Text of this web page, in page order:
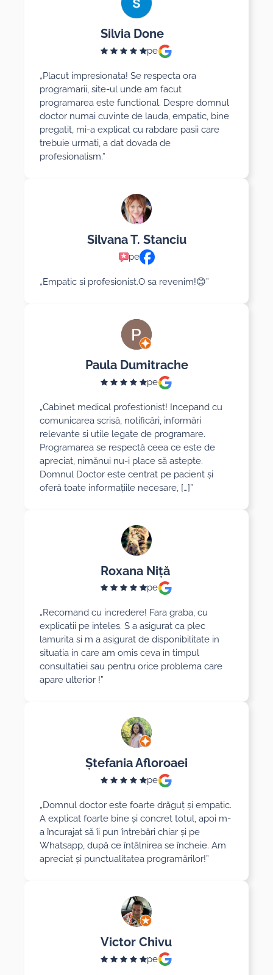
Silvia Done
pe
„Placut impresionata! Se respecta ora
programarii, site-ul unde am facut
programarea este functional. Despre domnul
doctor numai cuvinte de lauda, empatic, bine
pregatit, mi-a explicat cu rabdare pasii care
trebuie urmati, a dat dovada de
profesionalism.”
Silvana T. Stanciu
pe
„Empatic si profesionist.O sa revenim!😊”
Paula Dumitrache
pe
„Cabinet medical profestionist! Incepand cu
comunicarea scrisă, notificări, informări
relevante si utile legate de programare.
Programarea se respectă ceea ce este de
apreciat, nimănui nu-i place să astepte.
Domnul Doctor este centrat pe pacient și
oferă toate informațiile necesare, […]”
Roxana Niță
pe
„Recomand cu incredere! Fara graba, cu
explicatii pe inteles. S a asigurat ca plec
lamurita si m a asigurat de disponibilitate in
situatia in care am omis ceva in timpul
consultatiei sau pentru orice problema care
apare ulterior !”
Ștefania Afloroaei
pe
„Domnul doctor este foarte drăguț și empatic.
A explicat foarte bine și concret totul, apoi m-
a încurajat să îi pun întrebări chiar și pe
Whatsapp, după ce întâlnirea se încheie. Am
apreciat și punctualitatea programărilor!”
Victor Chivu
pe